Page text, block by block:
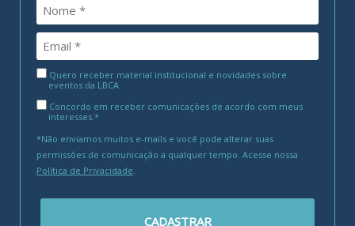
Quero receber material institucional e novidades sobre
eventos da LBCA
Concordo em receber comunicações de acordo com meus
interesses.*
*Não enviamos muitos e-mails e você pode alterar suas
permissões de comunicação a qualquer tempo. Acesse nossa
Política de Privacidade.
CADASTRAR